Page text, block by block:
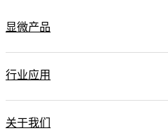
显微产品
行业应用
关于我们